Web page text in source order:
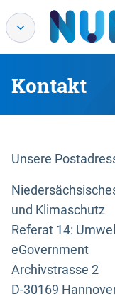
Kontakt
Unsere
und Klimaschutz
Referat 14:
eGovernment
Archivstrasse 2
D-30169